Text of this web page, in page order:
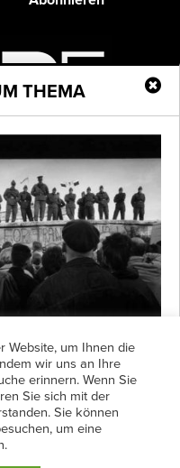
THEMA
2026
Ausgabe setzt das
des
Publishing GmbH
All rights
Zahlungsarten
Datenschutz
Mein Account
Website, um Ihnen die
wir uns an Ihre
erinnern. Wenn Sie
Sie sich mit der
Sie können
um eine